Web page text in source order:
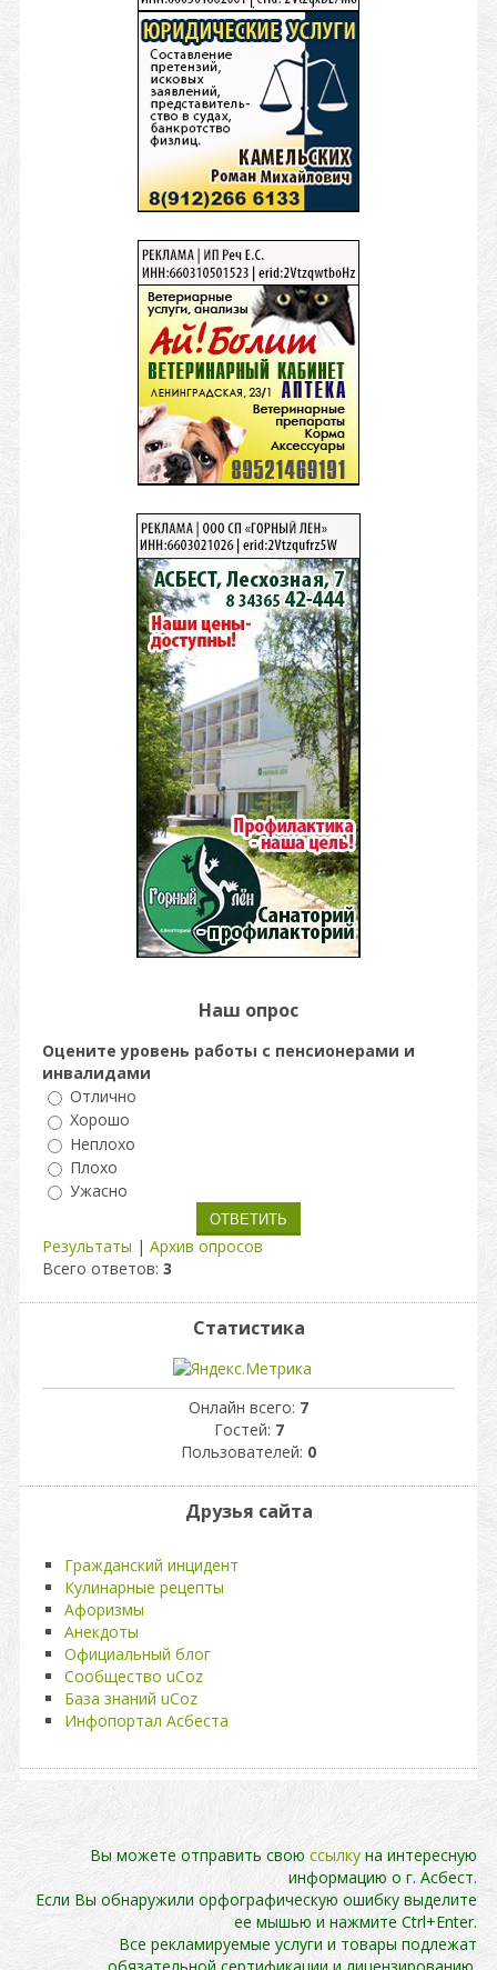
Наш опрос
Оцените уровень работы с пенсионерами и
инвалидами
Отлично
Хорошо
Неплохо
Плохо
Ужасно
Результаты | Архив опросов
Всего ответов: 3
Статистика
Онлайн всего: 7
Гостей: 7
Пользователей: 0
Друзья сайта
Гражданский инцидент
Кулинарные рецепты
Афоризмы
Анекдоты
Официальный блог
Сообщество uCoz
База знаний uCoz
Инфопортал Асбеста
Вы можете отправить свою ссылку на интересную
информацию о г. Асбест.
Если Вы обнаружили орфографическую ошибку выделите
ее мышью и нажмите Ctrl+Enter.
Все рекламируемые услуги и товары подлежат